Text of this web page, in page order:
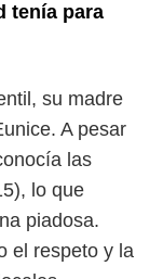
tenía para
su madre
A pesar
las
lo que
piadosa.
el respeto y la